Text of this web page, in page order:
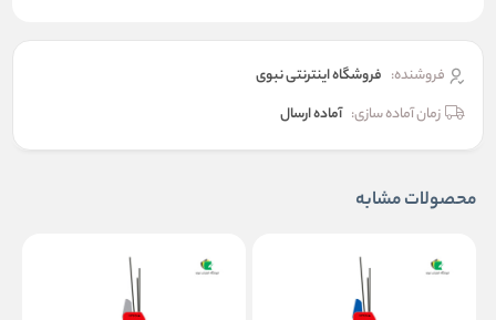
فروشنده: فروشگاه اینترنتی نبوی
زمان آماده سازی: آماده ارسال
محصولات مشابه